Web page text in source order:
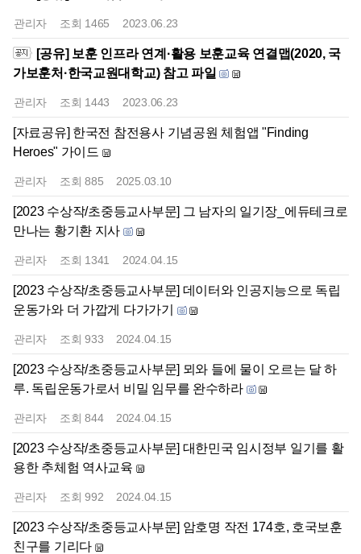
관리자 조회 1465 2023.06.23
[공유] 보훈 인프라 연계·활용 보훈교육 연결맵(2020, 국
가보훈처·한국교원대학교) 참고 파일
관리자 조회 1443 2023.06.23
[자료공유] 한국전 참전용사 기념공원 체험앱 "Finding
Heroes" 가이드
관리자 조회885 2025.03.10
[2023 수상작/초중등교사부문] 그 남자의 일기장_에듀테크로
만나는 황기환 지사
관리자 조회 1341 2024.04.15
[2023 수상작/초중등교사부문] 데이터와 인공지능으로 독립
운동가와 더 가깝게 다가가기
관리자 조회933 2024.04.15
[2023 수상작/초중등교사부문] 뫼와 들에 물이 오르는 달 하
루. 독립운동가로서 비밀 임무를 완수하라
관리자 조회844 2024.04.15
[2023 수상작/초중등교사부문] 대한민국 임시정부 일기를 활
용한 추체험 역사교육
관리자 조회992 2024.04.15
[2023 수상작/초중등교사부문] 암호명 작전 174호, 호국보훈
친구를 기리다